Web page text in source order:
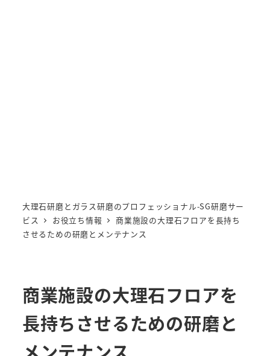
大理石研磨とガラス研磨のプロフェッショナル-SG研磨サー
ビス
お役立ち情報
商業施設の大理石フロアを長持ち
させるための研磨とメンテナンス
商業施設の大理石フロアを
長持ちさせるための研磨と